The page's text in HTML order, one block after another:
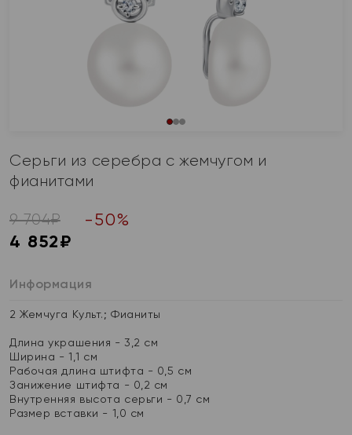
Серьги из серебра с жемчугом и
фианитами
9 704₽ -50%
4 852₽
Информация
2 Жемчуга Культ.; Фианиты
Длина украшения - 3,2 см
Ширина - 1,1 см
Рабочая длина штифта - 0,5 см
Занижение штифта - 0,2 см
Внутренняя высота серьги - 0,7 см
Размер вставки - 1,0 см